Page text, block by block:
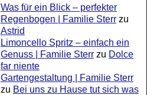
Was für ein Blick – perfekter
Regenbogen | Familie Sterrzu
Astrid
Limoncello Spritz – einfach ein
Genuss | Familie Sterrzu Dolce
far niente
Gartengestaltung | Familie Sterr
zu Bei uns zu Hause tut sich was